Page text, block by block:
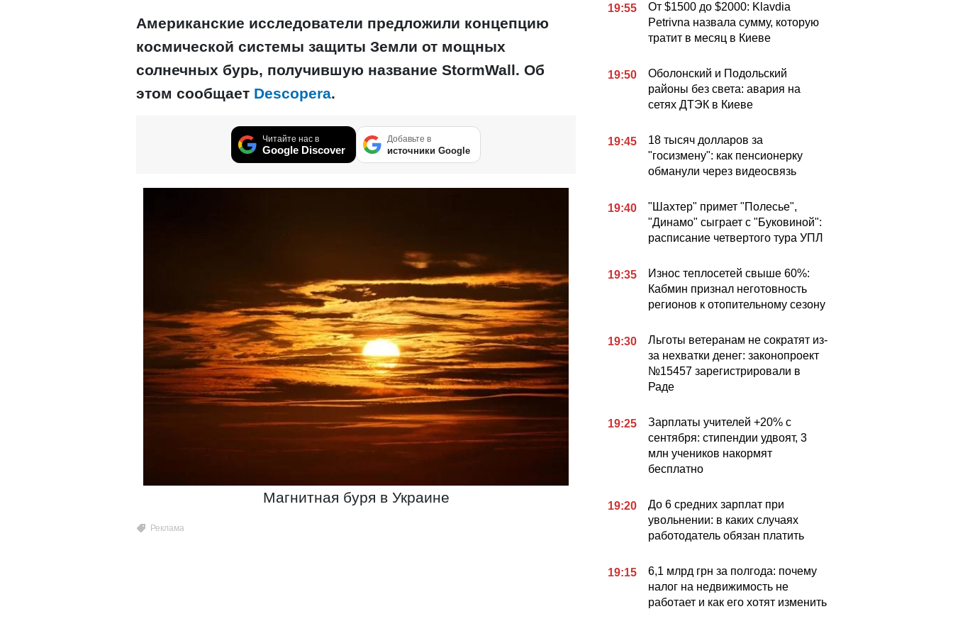
Американские исследователи предложили концепцию
космической системы защиты Земли от мощных
солнечных бурь, получившую название StormWall. Об
этом сообщает Descopera.
Читайте нас в
Google Discover
Добавьте в
источники Google
Магнитная буря в Украине
19:55
От $1500 до $2000: Klavdia
Petrivna назвала сумму, которую
тратит в месяц в Киеве
19:50
Оболонский и Подольский
районы без света: авария на
сетях ДТЭК в Киеве
19:45
18 тысяч долларов за
"госизмену": как пенсионерку
обманули через видеосвязь
19:40
"Шахтер" примет "Полесье",
"Динамо" сыграет с "Буковиной":
расписание четвертого тура УПЛ
19:35
Износ теплосетей свыше 60%:
Кабмин признал неготовность
регионов к отопительному сезону
19:30
Льготы ветеранам не сократят из-
за нехватки денег: законопроект
№15457 зарегистрировали в
Раде
19:25
Зарплаты учителей +20% с
сентября: стипендии удвоят, 3
млн учеников накормят
бесплатно
19:20
До 6 средних зарплат при
увольнении: в каких случаях
работодатель обязан платить
19:15
6,1 млрд грн за полгода: почему
налог на недвижимость не
работает и как его хотят изменить